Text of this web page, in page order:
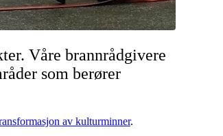
Våre brannrådgivere
som berører
av kulturminner.